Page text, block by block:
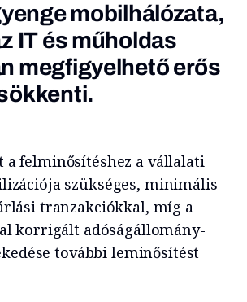
mobilhálózata,
IT és műholdas
megfigyelhető erős
a felminősítéshez a vállalati
szükséges, minimális
tranzakciókkal, míg a
korrigált adóságállomány-
további leminősítést